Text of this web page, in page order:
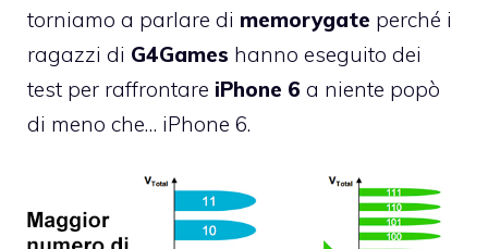
torniamo a parlare di memorygate perché i
ragazzi di G4Games hanno eseguito dei
test per raffrontare iPhone 6 a niente popò
di meno che… iPhone 6.